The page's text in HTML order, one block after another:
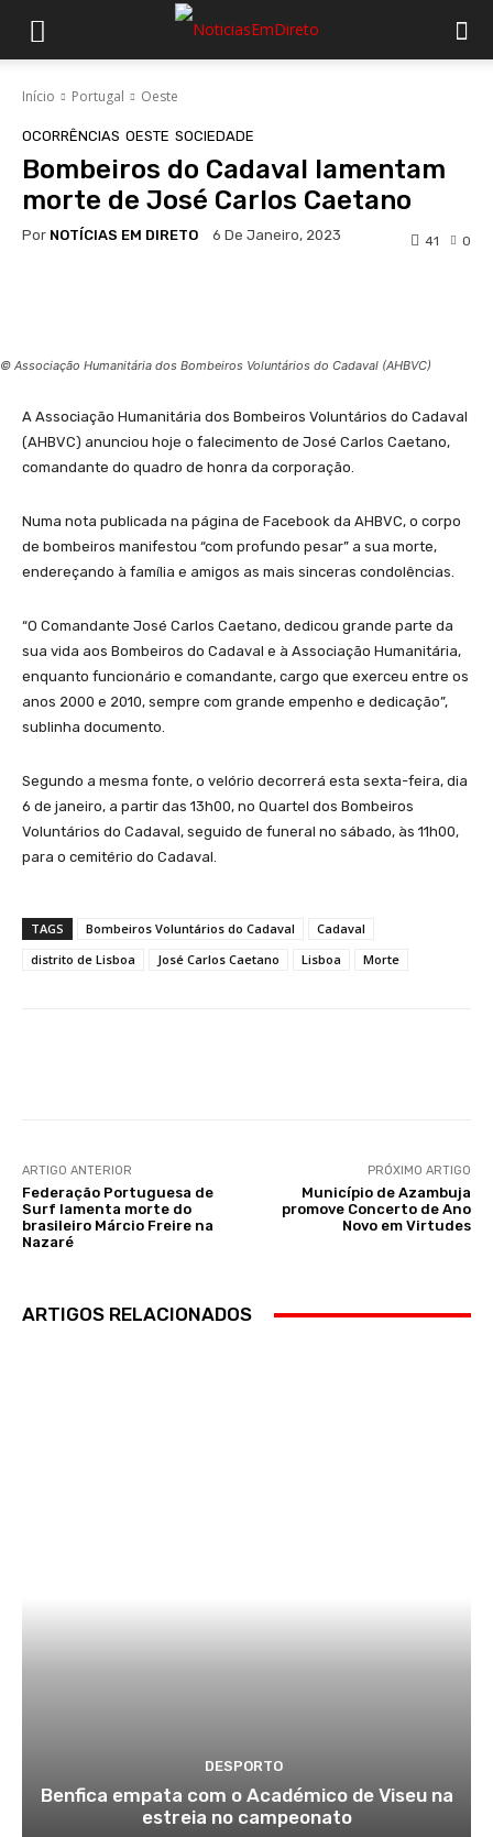
Início Portugal Oeste
OCORRÊNCIAS OESTE SOCIEDADE
Bombeiros do Cadaval lamentam
morte de José Carlos Caetano
Por NOTÍCIAS EM DIRETO 6 De Janeiro, 2023 0
41
© Associação Humanitária dos Bombeiros Voluntários do Cadaval (AHBVC)
A Associação Humanitária dos Bombeiros Voluntários do Cadaval
(AHBVC) anunciou hoje o falecimento de José Carlos Caetano,
comandante do quadro de honra da corporação.
Numa nota publicada na página de Facebook da AHBVC, o corpo
de bombeiros manifestou “com profundo pesar” a sua morte,
endereçando à família e amigos as mais sinceras condolências.
“O Comandante José Carlos Caetano, dedicou grande parte da
sua vida aos Bombeiros do Cadaval e à Associação Humanitária,
enquanto funcionário e comandante, cargo que exerceu entre os
anos 2000 e 2010, sempre com grande empenho e dedicação”,
sublinha documento.
Segundo a mesma fonte, o velório decorrerá esta sexta-feira, dia
6 de janeiro, a partir das 13h00, no Quartel dos Bombeiros
Voluntários do Cadaval, seguido de funeral no sábado, às 11h00,
para o cemitério do Cadaval.
TAGS Bombeiros Voluntários do Cadaval
Cadaval
distrito de Lisboa
José Carlos Caetano Lisboa Morte
ARTIGO ANTERIOR
Federação Portuguesa de
Surf lamenta morte do
brasileiro Márcio Freire na
Nazaré
PRÓXIMO ARTIGO
Município de Azambuja
promove Concerto de Ano
Novo em Virtudes
ARTIGOS RELACIONADOS
DESPORTO
Benfica empata com o Académico de Viseu na
estreia no campeonato